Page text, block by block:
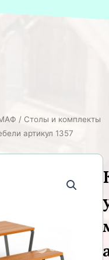
/ Столы и комплекты
артикул 1357